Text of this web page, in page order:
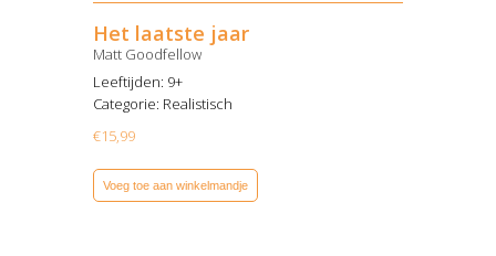
Het laatste jaar
Matt Goodfellow
Leeftijden: 9+
Categorie: Realistisch
€15,99
Voeg toe aan winkelmandje